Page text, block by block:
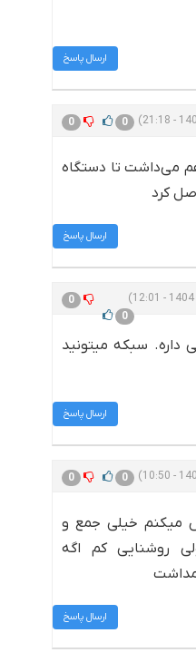
ارسال پاسخ
0 0
می‌داشت تا دستگاه
کرد
ارسال پاسخ
0
0
سبکه میتونید
ارسال پاسخ
0 0
میکنم خیلی جمع و
روشنایی کم اگه
مداشت
ارسال پاسخ